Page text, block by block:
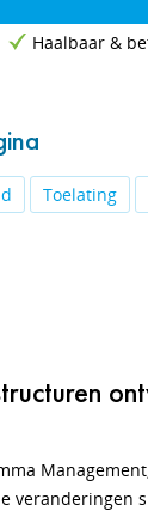
Haalbaar &
Toelating
veranderingen